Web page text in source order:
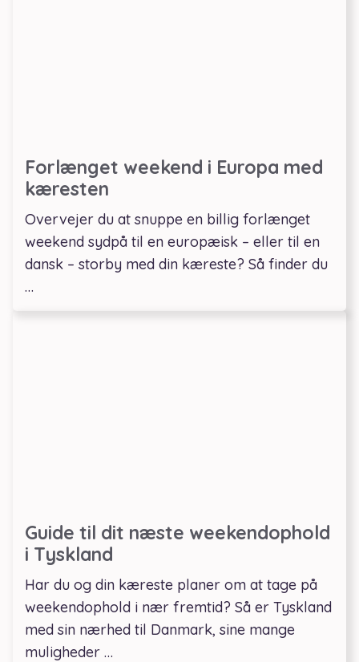
Forlænget weekend i Europa med
kæresten
Overvejer du at snuppe en billig forlænget
weekend sydpå til en europæisk – eller til en
dansk – storby med din kæreste? Så finder du
…
Guide til dit næste weekendophold
i Tyskland
Har du og din kæreste planer om at tage på
weekendophold i nær fremtid? Så er Tyskland
med sin nærhed til Danmark, sine mange
muligheder …